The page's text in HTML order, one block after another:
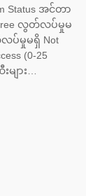
Status အင်တာ
လွတ်လပ်မှုမ
ပ်မှုမရှိ Not
(0-25
ျား…